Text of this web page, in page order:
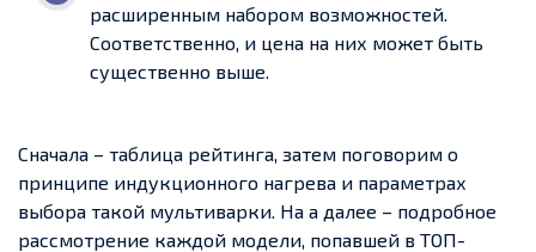
расширенным набором возможностей.
Соответственно, и цена на них может быть
существенно выше.
Сначала – таблица рейтинга, затем поговорим о
принципе индукционного нагрева и параметрах
выбора такой мультиварки. На а далее – подробное
рассмотрение каждой модели, попавшей в ТОП-